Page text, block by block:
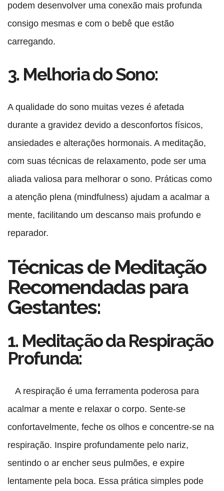
podem desenvolver uma conexão mais profunda
consigo mesmas e com o bebê que estão
carregando.
3. Melhoria do Sono:
A qualidade do sono muitas vezes é afetada
durante a gravidez devido a desconfortos físicos,
ansiedades e alterações hormonais. A meditação,
com suas técnicas de relaxamento, pode ser uma
aliada valiosa para melhorar o sono. Práticas como
a atenção plena (mindfulness) ajudam a acalmar a
mente, facilitando um descanso mais profundo e
reparador.
Técnicas de Meditação
Recomendadas para
Gestantes:
1. Meditação da Respiração
Profunda:
A respiração é uma ferramenta poderosa para
acalmar a mente e relaxar o corpo. Sente-se
confortavelmente, feche os olhos e concentre-se na
respiração. Inspire profundamente pelo nariz,
sentindo o ar encher seus pulmões, e expire
lentamente pela boca. Essa prática simples pode